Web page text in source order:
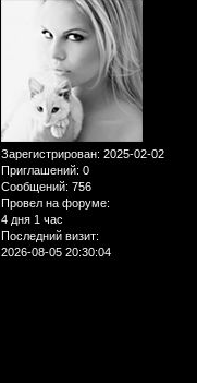
Зарегистрирован: 2025-02-02
Приглашений: 0
Сообщений: 756
Провел на форуме:
4 дня 1 час
Последний визит:
2026-08-05 20:30:04